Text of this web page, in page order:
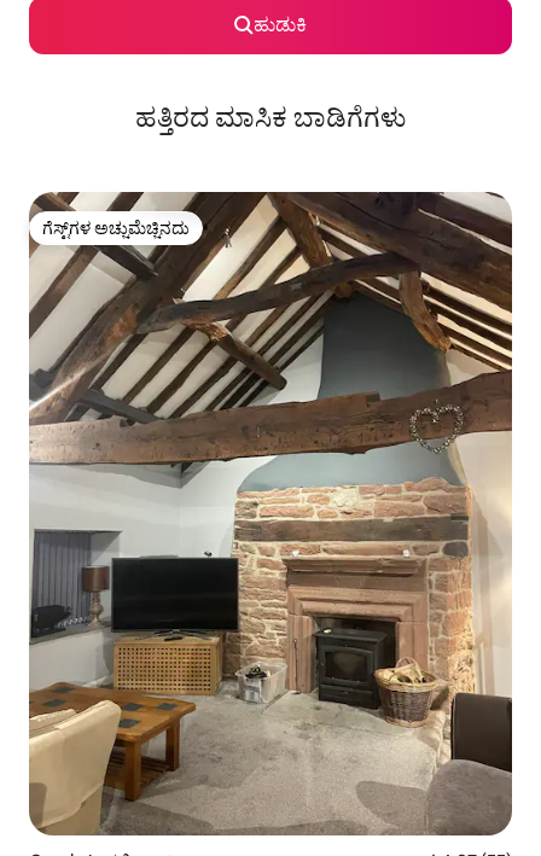
ಹುಡುಕಿ
ಹತ್ತಿರದ ಮಾಸಿಕ ಬಾಡಿಗೆಗಳು
ಗೆಸ್ಟ್‌ಗಳ ಅಚ್ಚುಮೆಚ್ಚಿನದು
ಗೆಸ್ಟ್‌ಗಳ ಅಚ್ಚುಮೆಚ್ಚಿನದು